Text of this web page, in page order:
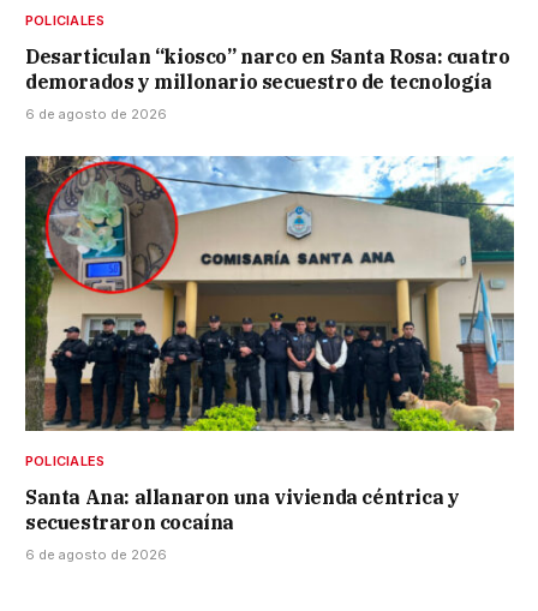
POLICIALES
Desarticulan “kiosco” narco en Santa Rosa: cuatro
demorados y millonario secuestro de tecnología
6 de agosto de 2026
POLICIALES
Santa Ana: allanaron una vivienda céntrica y
secuestraron cocaína
6 de agosto de 2026